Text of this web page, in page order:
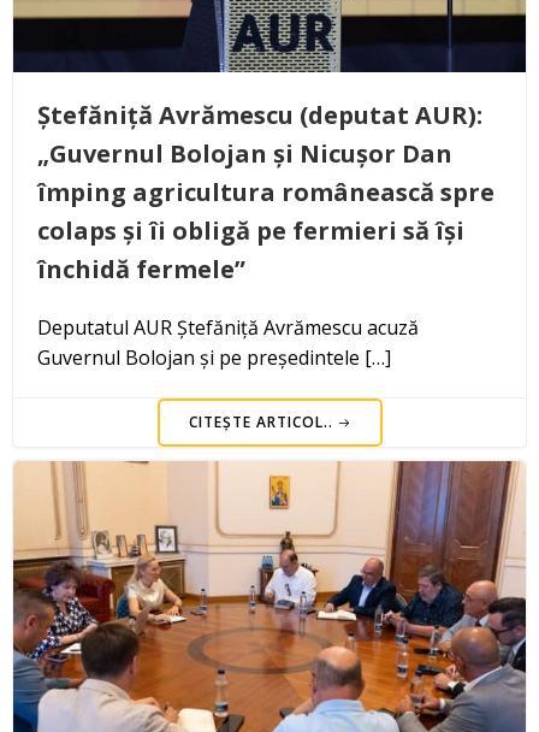
Ștefăniță Avrămescu (deputat AUR):
„Guvernul Bolojan și Nicușor Dan
împing agricultura românească spre
colaps și îi obligă pe fermieri să își
închidă fermele”
Deputatul AUR Ștefăniță Avrămescu acuză
Guvernul Bolojan și pe președintele […]
CITEȘTE ARTICOL..